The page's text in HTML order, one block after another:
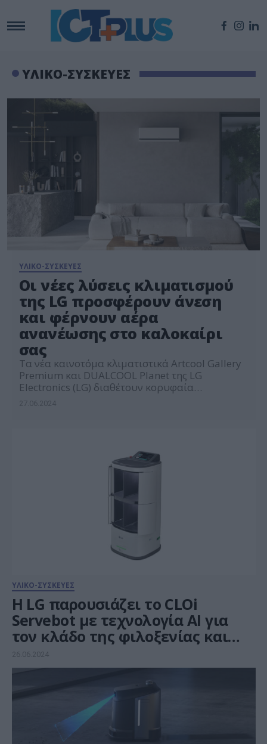
ΥΛΙΚΟ-ΣΥΣΚΕΥΕΣ
ΥΛΙΚΟ-ΣΥΣΚΕΥΕΣ
Οι νέες λύσεις κλιματισμού
της LG προσφέρουν άνεση
και φέρνουν αέρα
ανανέωσης στο καλοκαίρι
σας
Τα νέα καινοτόμα κλιματιστικά Artcool Gallery
Premium και DUALCOOL Planet της LG
Electronics (LG) διαθέτουν κορυφαία
από μία κομψή ξύλινη κορνίζα, διακοσμώντας
ΥΛΙΚΟ-ΣΥΣΚΕΥΕΣ
Η LG παρουσιάζει το CLOi
Servebot με τεχνολογία AI για
τον κλάδο της φιλοξενίας και
της υγειονομικής περίθαλψης
26.06.2024